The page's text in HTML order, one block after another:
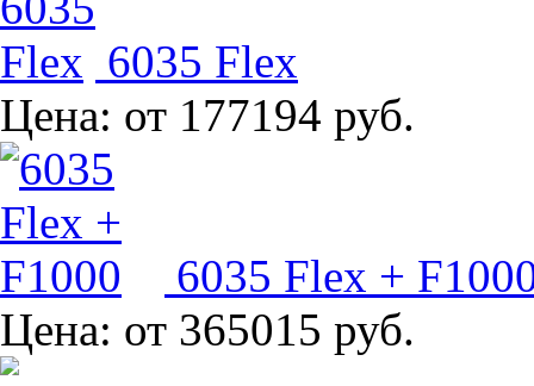
6035 Flex
Цена: от 177194 руб.
6035 Flex +
Цена: от 365015 руб.